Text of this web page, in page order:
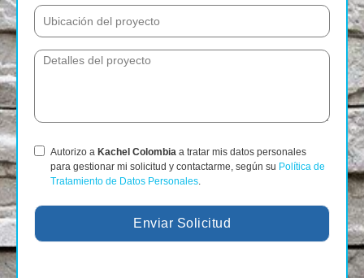
Autorizo a Kachel Colombia a tratar mis datos personales
para gestionar mi solicitud y contactarme, según su Política de
Tratamiento de Datos Personales
Enviar Solicitud